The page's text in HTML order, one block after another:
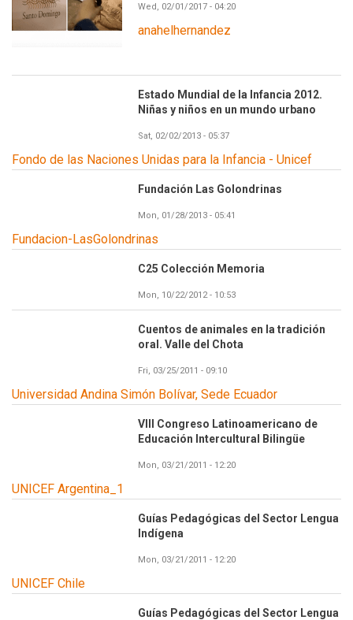
Wed, 02/01/2017 - 04:20
anahelhernandez
Estado Mundial de la Infancia 2012.
Niñas y niños en un mundo urbano
Sat, 02/02/2013 - 05:37
Fondo de las Naciones Unidas para la Infancia - Unicef
Fundación Las Golondrinas
Mon, 01/28/2013 - 05:41
Fundacion-LasGolondrinas
C25 Colección Memoria
Mon, 10/22/2012 - 10:53
Cuentos de animales en la tradición
oral. Valle del Chota
Fri, 03/25/2011 - 09:10
Universidad Andina Simón Bolívar, Sede Ecuador
VIII Congreso Latinoamericano de
Educación Intercultural Bilingüe
Mon, 03/21/2011 - 12:20
UNICEF Argentina_1
Guías Pedagógicas del Sector Lengua
Indígena
Mon, 03/21/2011 - 12:20
UNICEF Chile
Guías Pedagógicas del Sector Lengua